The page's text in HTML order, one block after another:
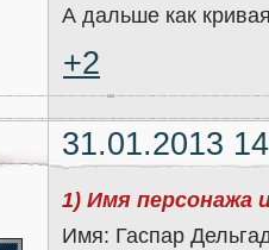
А дальше как
+2
31.01.2013
1) Имя персонажа
Имя: Гаспар